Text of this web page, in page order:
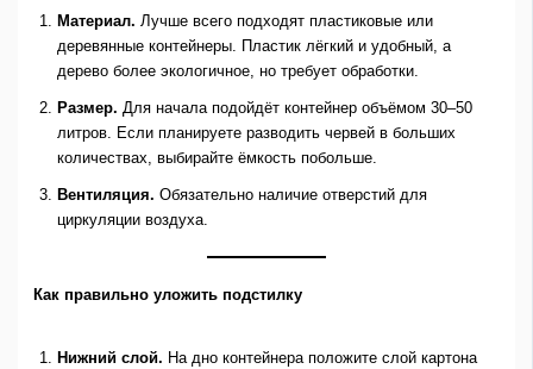
Материал. Лучше всего подходят пластиковые или
деревянные контейнеры. Пластик лёгкий и удобный, а
дерево более экологичное, но требует обработки.
Размер. Для начала подойдёт контейнер объёмом 30–50
литров. Если планируете разводить червей в больших
количествах, выбирайте ёмкость побольше.
Вентиляция. Обязательно наличие отверстий для
циркуляции воздуха.
Как правильно уложить подстилку
Нижний слой. На дно контейнера положите слой картона